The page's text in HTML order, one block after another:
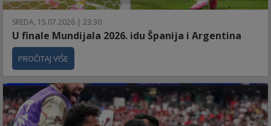
SREDA, 15.07.2026 | 23:30
U finale Mundijala 2026. idu Španija i Argentina
PROČITAJ VIŠE